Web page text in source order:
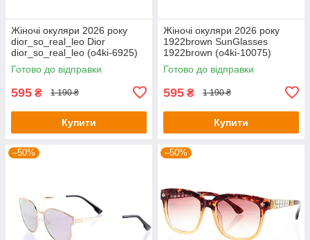
Жіночі окуляри 2026 року
dior_so_real_leo Dior
dior_so_real_leo (o4ki-6925)
Готово до відправки
595 ₴ 1 190 ₴
Купити
Жіночі окуляри 2026 року
1922brown SunGlasses
1922brown (o4ki-10075)
Готово до відправки
595 ₴ 1 190 ₴
Купити
–50% –50%